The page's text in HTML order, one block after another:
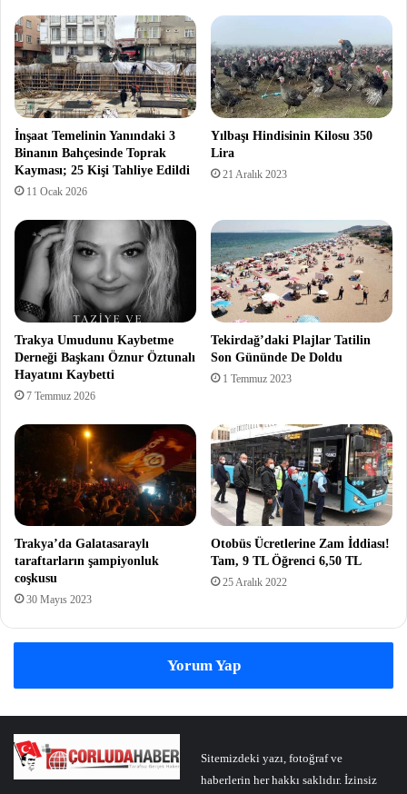
İnşaat Temelinin Yanındaki 3
Binanın Bahçesinde Toprak
Kayması; 25 Kişi Tahliye Edildi
11 Ocak 2026
Yılbaşı Hindisinin Kilosu 350
Lira
21 Aralık 2023
Trakya Umudunu Kaybetme
Derneği Başkanı Öznur Öztunalı
Hayatını Kaybetti
7 Temmuz 2026
Tekirdağ’daki Plajlar Tatilin
Son Gününde De Doldu
1 Temmuz 2023
Trakya’da Galatasaraylı
taraftarların şampiyonluk
coşkusu
30 Mayıs 2023
Otobüs Ücretlerine Zam İddiası!
Tam, 9 TL Öğrenci 6,50 TL
25 Aralık 2022
Yorum Yap
Sitemizdeki yazı, fotoğraf ve
haberlerin her hakkı saklıdır. İzinsiz